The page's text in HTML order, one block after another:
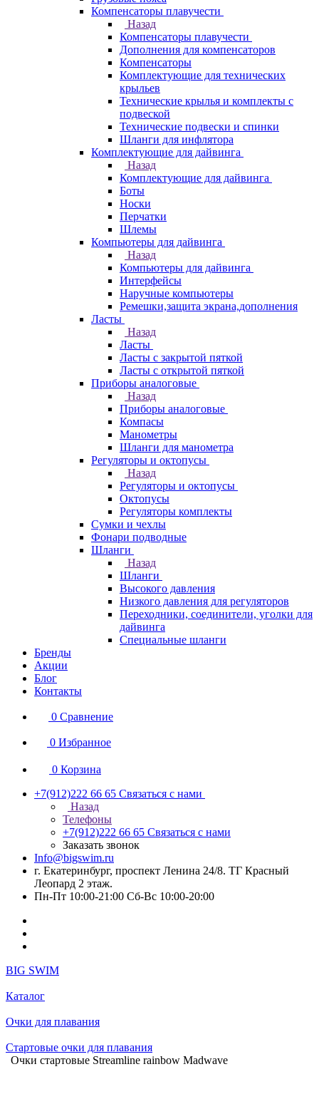
Компенсаторы плавучести
Назад
Компенсаторы плавучести
Дополнения для компенсаторов
Компенсаторы
Комплектующие для технических
крыльев
Технические крылья и комплекты с
подвеской
Технические подвески и спинки
Шланги для инфлятора
Комплектующие для дайвинга
Назад
Комплектующие для дайвинга
Боты
Носки
Перчатки
Шлемы
Компьютеры для дайвинга
Назад
Компьютеры для дайвинга
Интерфейсы
Наручные компьютеры
Ремешки,защита экрана,дополнения
Ласты
Назад
Ласты
Ласты с закрытой пяткой
Ласты с открытой пяткой
Приборы аналоговые
Назад
Приборы аналоговые
Компасы
Манометры
Шланги для манометра
Регуляторы и октопусы
Назад
Регуляторы и октопусы
Октопусы
Регуляторы комплекты
Сумки и чехлы
Фонари подводные
Шланги
Назад
Шланги
Высокого давления
Низкого давления для регуляторов
Переходники, соединители, уголки для
дайвинга
Специальные шланги
Бренды
Акции
Блог
Контакты
0 Сравнение
0 Избранное
0 Корзина
+7(912)222 66 65 Связаться с нами
Назад
Телефоны
+7(912)222 66 65 Связаться с нами
Заказать звонок
Info@bigswim.ru
г. Екатеринбург, проспект Ленина 24/8. ТГ Красный
Леопард 2 этаж.
Пн-Пт 10:00-21:00 Сб-Вс 10:00-20:00
BIG SWIM
Каталог
Очки для плавания
Стартовые очки для плавания
Очки стартовые Streamline rainbow Madwave